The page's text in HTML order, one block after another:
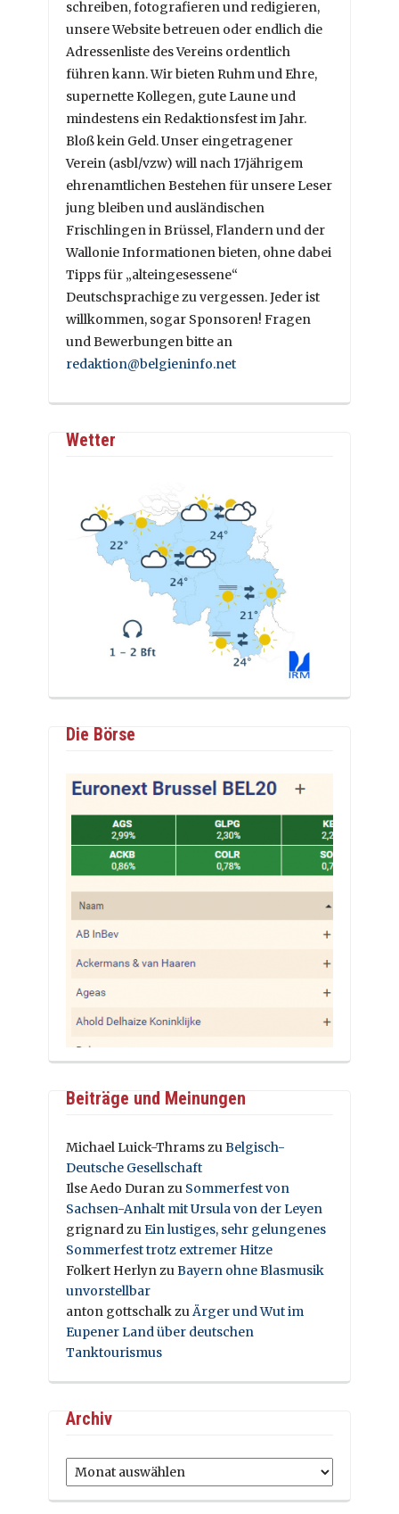
schreiben, fotografieren und redigieren,
unsere Website betreuen oder endlich die
Adressenliste des Vereins ordentlich
führen kann. Wir bieten Ruhm und Ehre,
supernette Kollegen, gute Laune und
mindestens ein Redaktionsfest im Jahr.
Bloß kein Geld. Unser eingetragener
Verein (asbl/vzw) will nach 17jährigem
ehrenamtlichen Bestehen für unsere Leser
jung bleiben und ausländischen
Frischlingen in Brüssel, Flandern und der
Wallonie Informationen bieten, ohne dabei
Tipps für „alteingesessene“
Deutschsprachige zu vergessen. Jeder ist
willkommen, sogar Sponsoren! Fragen
und Bewerbungen bitte an
redaktion@belgieninfo.net
Wetter
Die Börse
Beiträge und Meinungen
Michael Luick-ThramszuBelgisch-
Deutsche Gesellschaft
Ilse Aedo Duranzu Sommerfest von
Sachsen-Anhalt mit Ursula von der Leyen
grignardzuEin lustiges, sehr gelungenes
Sommerfest trotz extremer Hitze
Folkert HerlynzuBayern ohne Blasmusik
unvorstellbar
anton gottschalkzuÄrger und Wut im
Eupener Land über deutschen
Tanktourismus
Archiv
Archiv